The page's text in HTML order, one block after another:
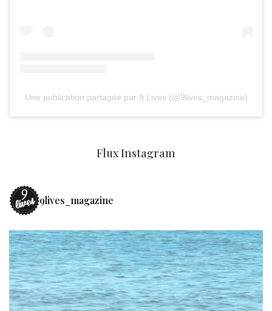
Une publication partagée par 9 Lives (@9lives_magazine)
Flux Instagram
9lives_magazine